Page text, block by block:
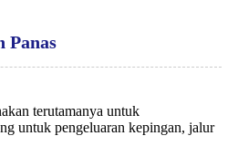
Panas
terutamanya untuk
untuk pengeluaran kepingan, jalur